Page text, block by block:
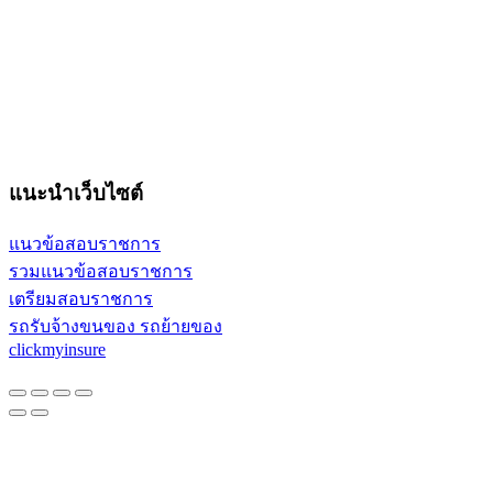
แนะนำเว็บไซต์
แนวข้อสอบราชการ
รวมแนวข้อสอบราชการ
เตรียมสอบราชการ
รถรับจ้างขนของ รถย้ายของ
clickmyinsure